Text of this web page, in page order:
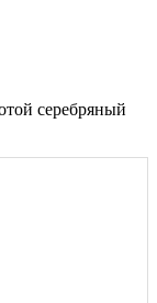
серебряный